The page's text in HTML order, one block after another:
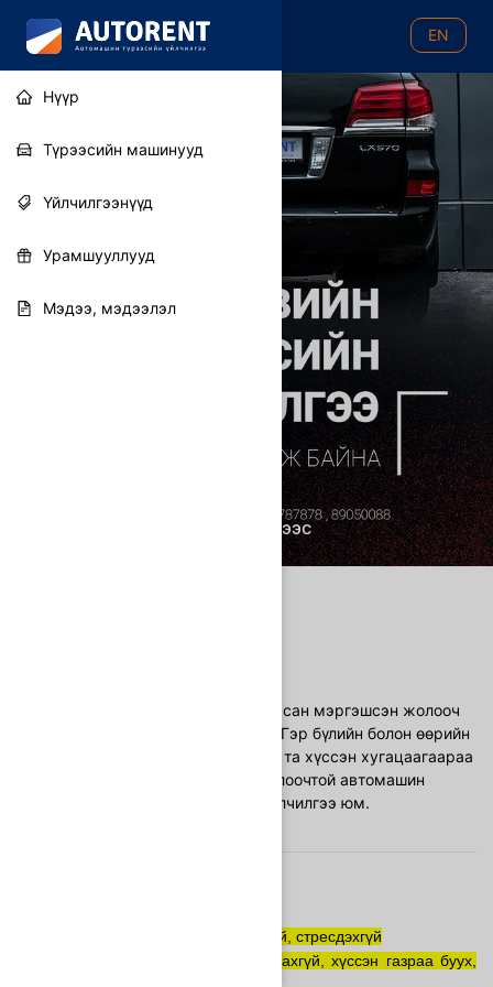
EN
Хувийн түрээс
Олон жил жолоо барьсан мэргэшсэн жолооч
нар таньд үйлчилнэ. "Гэр бүлийн болон өөрийн
хувийн хэрэгцээндээ та хүссэн хугацаагаараа
манай компаниас жолоочтой автомашин
сонгох боломжтой үйлчилгээ юм.
Жолоо барьж ядрахгүй, стресдэхгүй
,зогсоол хайж цаг алдахгүй, хүссэн газраа буух,
Autorent
Нүүр
Түрээсийн машинууд
Үйлчилгээнүүд
Урамшууллууд
Мэдээ, мэдээлэл